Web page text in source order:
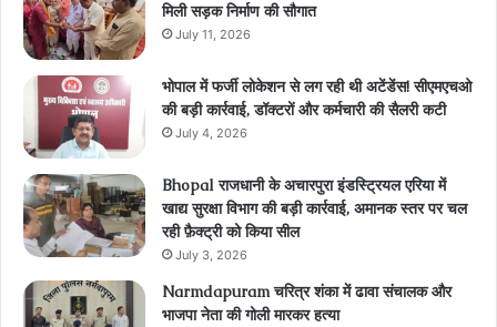
मिली सड़क निर्माण की सौगात
July 11, 2026
भोपाल में फर्जी लोकेशन से लग रही थी अटेंडेंस! सीएमएचओ
की बड़ी कार्रवाई, डॉक्टरों और कर्मचारी की सैलरी कटी
July 4, 2026
Bhopal राजधानी के अचारपुरा इंडस्ट्रियल एरिया में
खाद्य सुरक्षा विभाग की बड़ी कार्रवाई, अमानक स्तर पर चल
रही फ़ैक्ट्री को किया सील
July 3, 2026
Narmdapuram चरित्र शंका में ढावा संचालक और
भाजपा नेता की गोली मारकर हत्या